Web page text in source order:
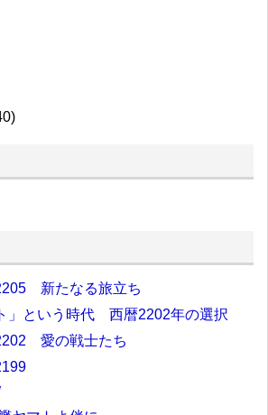
新たなる旅立ち
」という時代 西暦2202年の選択
愛の戦士たち